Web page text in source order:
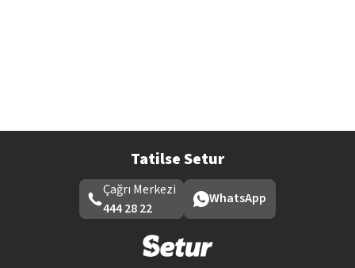
Tatilse Setur
Çağrı Merkezi
444 28 22
WhatsApp